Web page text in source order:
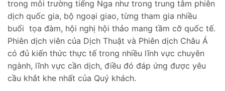
trong môi trường tiếng Nga như trong trung tâm phiên
dịch quốc gia, bộ ngoại giao, từng tham gia nhiều
buổi tọa đàm, hội nghị hội thảo mang tầm cỡ quốc tế.
Phiên dịch viên của Dịch Thuật và Phiên dịch Châu Á
có đủ kiến thức thực tế trong nhiều lĩnh vực chuyên
ngành, lĩnh vực cần dịch, điều đó đáp ứng được yêu
cầu khắt khe nhất của Quý khách.